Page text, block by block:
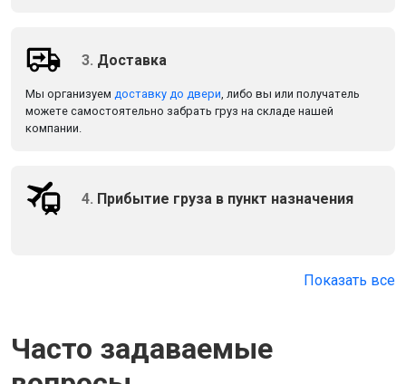
3. Доставка
Мы организуем доставку до двери, либо вы или получатель
можете самостоятельно забрать груз на складе нашей
компании.
4. Прибытие груза в пункт назначения
Показать все
Часто задаваемые